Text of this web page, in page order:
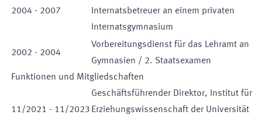
2004 - 2007
Internatsbetreuer an einem privaten
Internatsgymnasium
2002 - 2004
Vorbereitungsdienst für das Lehramt an
Gymnasien / 2. Staatsexamen
Funktionen und Mitgliedschaften
11/2021 - 11/2023
Geschäftsführender Direktor,
Institut für
Erziehungswissenschaft der Universität